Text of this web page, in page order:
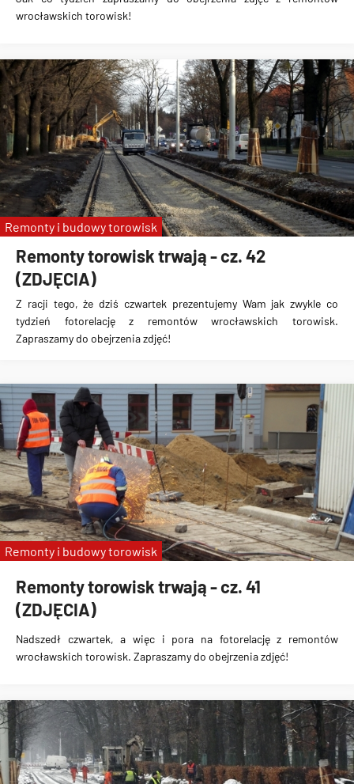
wrocławskich torowisk!
Remonty torowisk trwają - cz. 42
(ZDJĘCIA)
Z racji tego, że dziś czwartek prezentujemy Wam jak zwykle co
tydzień fotorelację z remontów wrocławskich torowisk.
Zapraszamy do obejrzenia zdjęć!
Remonty i budowy torowisk
Remonty torowisk trwają - cz. 41
(ZDJĘCIA)
Nadszedł czwartek, a więc i pora na fotorelację z remontów
wrocławskich torowisk. Zapraszamy do obejrzenia zdjęć!
Remonty i budowy torowisk